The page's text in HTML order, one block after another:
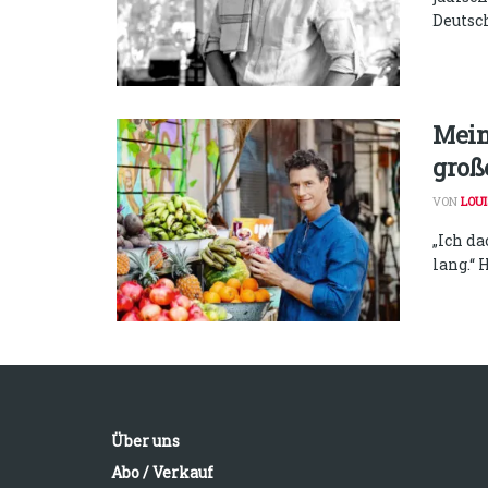
VON
„Ich
lang.“
Über uns
Abo / Verkauf